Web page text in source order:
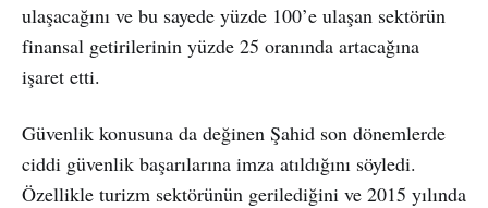
ulaşacağını ve bu sayede yüzde 100’e ulaşan sektörün
finansal getirilerinin yüzde 25 oranında artacağına
işaret etti.
Güvenlik konusuna da değinen Şahid son dönemlerde
ciddi güvenlik başarılarına imza atıldığını söyledi.
Özellikle turizm sektörünün gerilediğini ve 2015 yılında